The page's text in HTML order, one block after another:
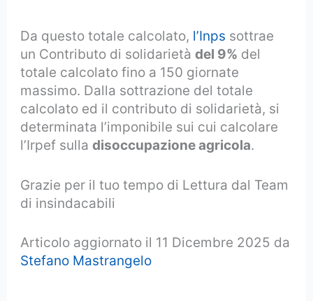
Da questo totale calcolato, l’Inps sottrae
un Contributo di solidarietàdel 9% del
totale calcolato fino a 150 giornate
massimo. Dalla sottrazione del totale
calcolato ed il contributo di solidarietà, si
determinata l’imponibile sui cui calcolare
l’Irpef sulladisoccupazione agricola.
Grazie per il tuo tempo di Lettura dal Team
di insindacabili
Articolo aggiornato il 11 Dicembre 2025 da
Stefano Mastrangelo